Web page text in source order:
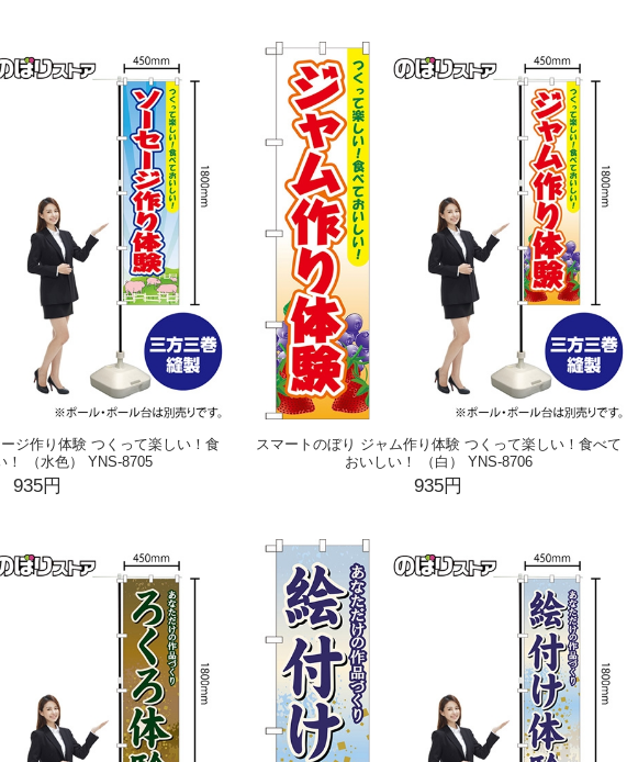
ジ作り体験 つくって楽しい！食
！ （水色） YNS-8705
935円
スマートのぼり ジャム作り体験 つくって楽しい！食べて
おいしい！ （白） YNS-8706
935円